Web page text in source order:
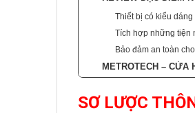
Thiết bị có kiểu
Tích hợp những tiện
Bảo đảm an toàn
METROTECH – CỬA
SƠ LƯỢC